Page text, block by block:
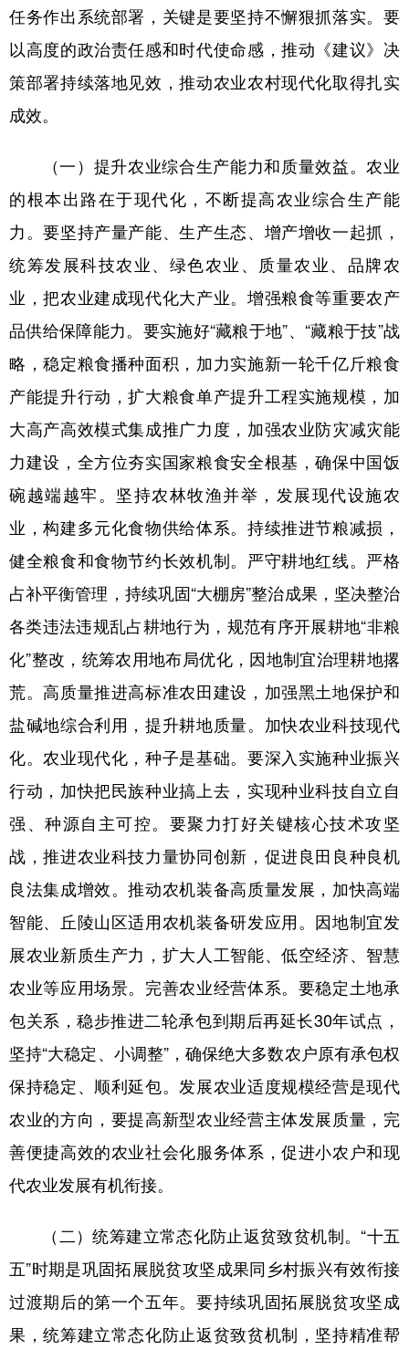
任务作出系统部署，关键是要坚持不懈狠抓落实。要
以高度的政治责任感和时代使命感，推动《建议》决
策部署持续落地见效，推动农业农村现代化取得扎实
成效。
（一）提升农业综合生产能力和质量效益。农业
的根本出路在于现代化，不断提高农业综合生产能
力。要坚持产量产能、生产生态、增产增收一起抓，
统筹发展科技农业、绿色农业、质量农业、品牌农
业，把农业建成现代化大产业。增强粮食等重要农产
品供给保障能力。要实施好“藏粮于地”、“藏粮于技”战
略，稳定粮食播种面积，加力实施新一轮千亿斤粮食
产能提升行动，扩大粮食单产提升工程实施规模，加
大高产高效模式集成推广力度，加强农业防灾减灾能
力建设，全方位夯实国家粮食安全根基，确保中国饭
碗越端越牢。坚持农林牧渔并举，发展现代设施农
业，构建多元化食物供给体系。持续推进节粮减损，
健全粮食和食物节约长效机制。严守耕地红线。严格
占补平衡管理，持续巩固“大棚房”整治成果，坚决整治
各类违法违规乱占耕地行为，规范有序开展耕地“非粮
化”整改，统筹农用地布局优化，因地制宜治理耕地撂
荒。高质量推进高标准农田建设，加强黑土地保护和
盐碱地综合利用，提升耕地质量。加快农业科技现代
化。农业现代化，种子是基础。要深入实施种业振兴
行动，加快把民族种业搞上去，实现种业科技自立自
强、种源自主可控。要聚力打好关键核心技术攻坚
战，推进农业科技力量协同创新，促进良田良种良机
良法集成增效。推动农机装备高质量发展，加快高端
智能、丘陵山区适用农机装备研发应用。因地制宜发
展农业新质生产力，扩大人工智能、低空经济、智慧
农业等应用场景。完善农业经营体系。要稳定土地承
包关系，稳步推进二轮承包到期后再延长30年试点，
坚持“大稳定、小调整”，确保绝大多数农户原有承包权
保持稳定、顺利延包。发展农业适度规模经营是现代
农业的方向，要提高新型农业经营主体发展质量，完
善便捷高效的农业社会化服务体系，促进小农户和现
代农业发展有机衔接。
（二）统筹建立常态化防止返贫致贫机制。“十五
五”时期是巩固拓展脱贫攻坚成果同乡村振兴有效衔接
过渡期后的第一个五年。要持续巩固拓展脱贫攻坚成
果，统筹建立常态化防止返贫致贫机制，坚持精准帮